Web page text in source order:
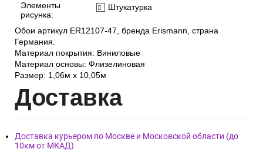
Элементы
рисунка:
Штукатурка
Обои артикул ER12107-47, бренда Erismann, страна
Германия.
Материал покрытия: Виниловые
Материал основы: Флизелиновая
Размер: 1,06м х 10,05м
Доставка
Доставка курьером по Москве и Московской области (до
10км от МКАД)